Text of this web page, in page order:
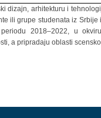
dizajn, arhitekturu i
ili grupe studenata iz Srbije
2018–2022, u
a pripradaju oblasti